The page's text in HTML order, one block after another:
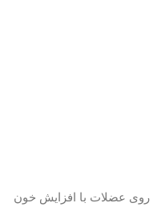
روی عضلات با افزایش خون